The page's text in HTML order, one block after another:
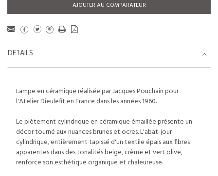
AJOUTER AU COMPARATEUR
DETAILS
Lampe en céramique réalisée par Jacques Pouchain pour
l'Atelier Dieulefit en France dans les années 1960.
Le piètement cylindrique en céramique émaillée présente un
décor tourné aux nuances brunes et ocres. L'abat-jour
cylindrique, entièrement tapissé d'un textile épais aux fibres
apparentes dans des tonalités beige, crème et vert olive,
renforce son esthétique organique et chaleureuse.